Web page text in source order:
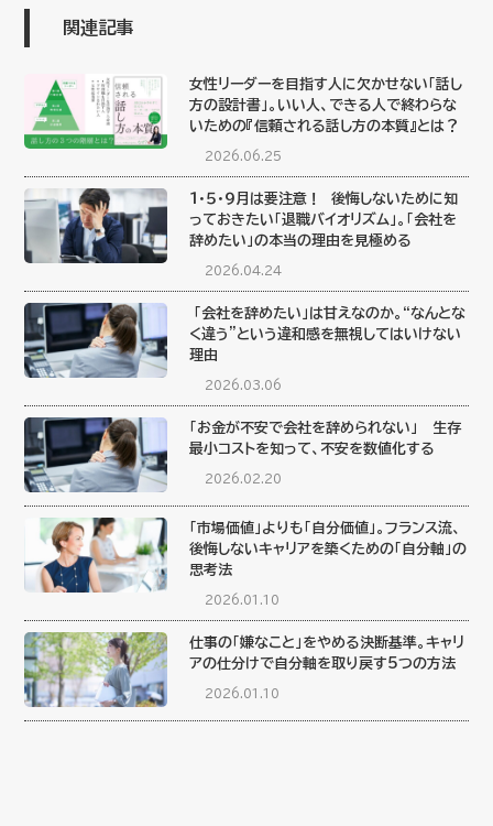
関連記事
女性リーダーを目指す人に欠かせない「話し
方の設計書」。いい人、できる人で終わらな
いための『信頼される話し方の本質』とは？
2026.06.25
１・５・９月は要注意！ 後悔しないために知
っておきたい「退職バイオリズム」。「会社を
辞めたい」の本当の理由を見極める
2026.04.24
「会社を辞めたい」は甘えなのか。“なんとな
く違う”という違和感を無視してはいけない
理由
2026.03.06
「お金が不安で会社を辞められない」 生存
最小コストを知って、不安を数値化する
2026.02.20
「市場価値」よりも「自分価値」。フランス流、
後悔しないキャリアを築くための「自分軸」の
思考法
2026.01.10
仕事の「嫌なこと」をやめる決断基準。キャリ
アの仕分けで自分軸を取り戻す5つの方法
2026.01.10